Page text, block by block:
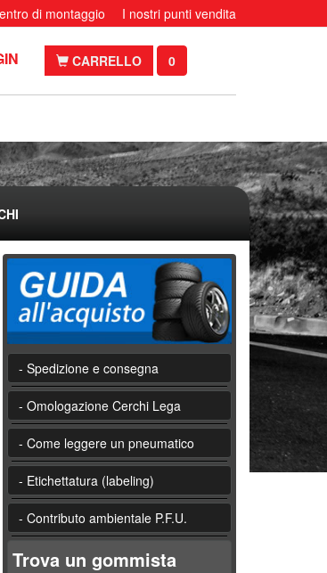
di montaggio I nostri punti vendita
CARRELLO 0
- Spedizione e consegna
- Omologazione Cerchi Lega
- Come leggere un pneumatico
- Etichettatura (labeling)
- Contributo ambientale P.F.U.
Trova un gommista